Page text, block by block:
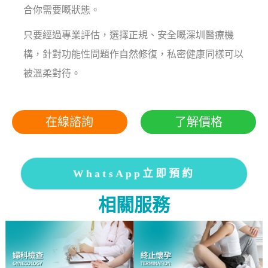
合你需要嘅狀態。
只要經過專業評估，選擇正規、安全嘅深圳醫療機
構，針對功能性問題作自然修復，私密健康同樣可以
被溫柔對待。
在線諮詢 了解價格
WhatsApp立即預約
相關服務